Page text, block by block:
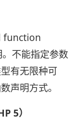
function
不能指定参数
有无限种可
声明方式。
5）